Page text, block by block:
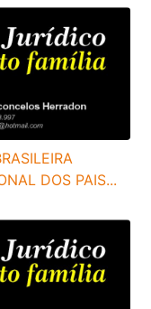
DOS PAIS...